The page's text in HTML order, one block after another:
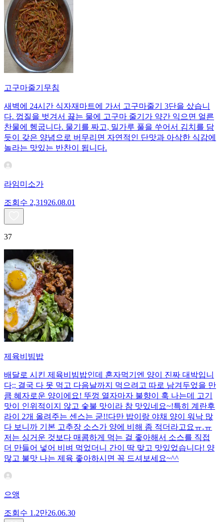
고구마줄기무침
새벽에 24시간 식자재마트에 가서 고구마줄기 3단을 샀습니
다. 껍질을 벗겨서 끓는 물에 고구마 줄기가 약간 익으면 얼른
찬물에 헹굽니다. 물기를 짜고, 밀가루 풀을 쑤어서 김치를 담
듯이 갖은 양념으로 버무리면 자연적인 단맛과 아삭한 식감에
놀라는 맛있는 반찬이 됩니다.
라임미소가
조회수 2,31926.08.01
37
제육비빔밥
배달로 시킨 제육비빔밥인데 혼자먹기엔 양이 진짜 대박입니
다;; 결국 다 못 먹고 다음날까지 먹으려고 따로 남겨두었을 만
큼 혜자로운 양이에요! 뚜껑 열자마자 불향이 훅 나는데 고기
맛이 인위적이지 않고 숯불 맛이라 참 맛있네요~!특히 계란후
라이 2개 올려주는 센스는 굳!! ​다만 밥이랑 야채 양이 워낙 많
다 보니까 기본 고추장 소스가 양에 비해 좀 적더라고요ㅠ.ㅠ
저는 싱거운 것보다 매콤하게 먹는 걸 좋아해서 소스를 직접
더 만들어 넣어 비벼 먹었더니 간이 딱 맞고 맛있었습니다! 양
많고 불맛 나는 제육 좋아하시면 꼭 드셔보세요~^^
으앵
조회수 1.2만26.06.30